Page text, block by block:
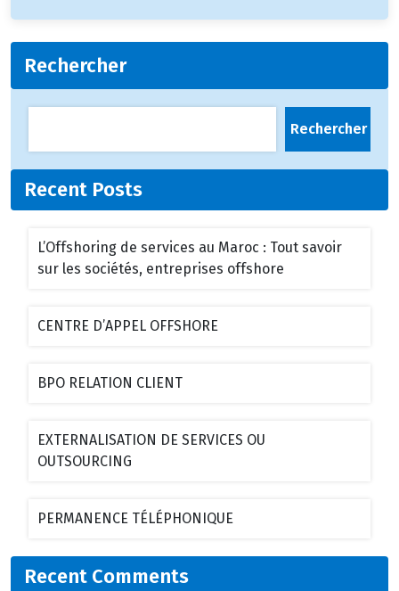
Rechercher
Rechercher
Recent Posts
L’Offshoring de services au Maroc : Tout savoir
sur les sociétés, entreprises offshore
CENTRE D’APPEL OFFSHORE
BPO RELATION CLIENT
EXTERNALISATION DE SERVICES OU
OUTSOURCING
PERMANENCE TÉLÉPHONIQUE
Recent Comments